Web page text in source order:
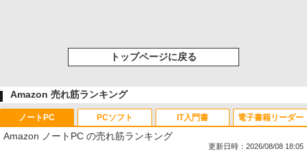
トップページに戻る
Amazon 売れ筋ランキング
ノートPC
Amazon ノートPC の売れ筋ランキング
更新日時：2026/08/08 18:05
PCソフト IT入門書 電子書籍リーダー